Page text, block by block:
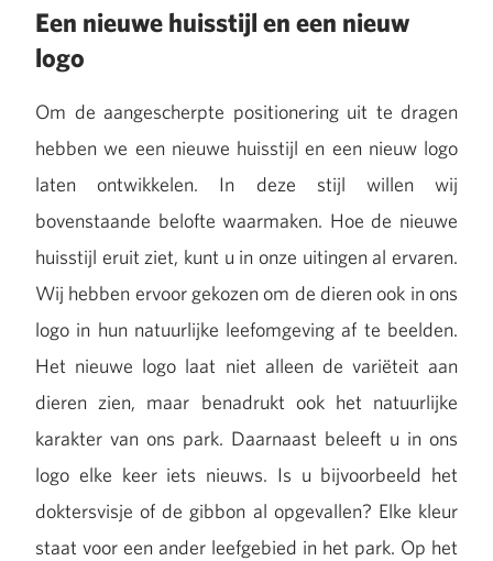
Een nieuwe huisstijl en een nieuw
logo
Om de aangescherpte positionering uit te dragen
hebben we een nieuwe huisstijl en een nieuw logo
laten ontwikkelen. In deze stijl willen wij
bovenstaande belofte waarmaken. Hoe de nieuwe
huisstijl eruit ziet, kunt u in onze uitingen al ervaren.
Wij hebben ervoor gekozen om de dieren ook in ons
logo in hun natuurlijke leefomgeving af te beelden.
Het nieuwe logo laat niet alleen de variëteit aan
dieren zien, maar benadrukt ook het natuurlijke
karakter van ons park. Daarnaast beleeft u in ons
logo elke keer iets nieuws. Is u bijvoorbeeld het
doktersvisje of de gibbon al opgevallen? Elke kleur
staat voor een ander leefgebied in het park. Op het